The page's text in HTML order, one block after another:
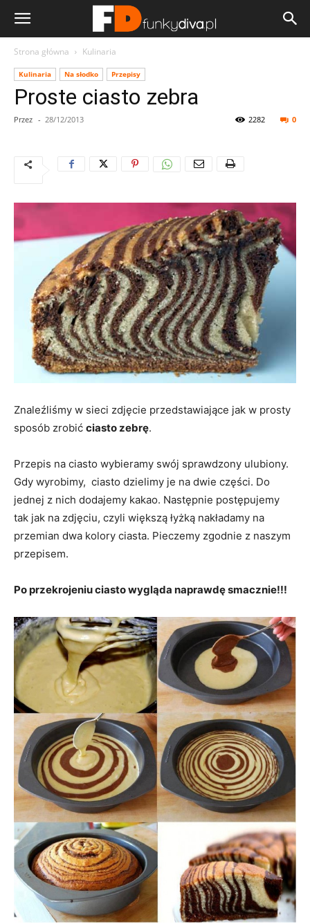
Strona główna Kulinaria
Kulinaria Na słodko Przepisy
Proste ciasto zebra
Przez - 28/12/2013 0
2282
Znaleźliśmy w sieci zdjęcie przedstawiające jak w prosty
sposób zrobić ciasto zebrę.
Przepis na ciasto wybieramy swój sprawdzony ulubiony.
Gdy wyrobimy, ciasto dzielimy je na dwie części. Do
jednej z nich dodajemy kakao. Następnie postępujemy
tak jak na zdjęciu, czyli większą łyżką nakładamy na
przemian dwa kolory ciasta. Pieczemy zgodnie z naszym
przepisem.
Po przekrojeniu ciasto wygląda naprawdę smacznie!!!